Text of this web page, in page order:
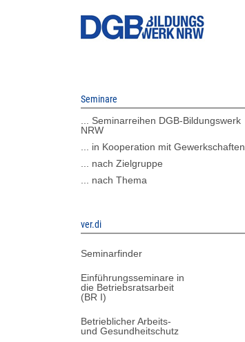
Seminare
... Seminarreihen DGB-Bildungswerk
NRW
... in Kooperation mit Gewerkschaften
... nach Zielgruppe
... nach Thema
ver.di
Seminarfinder
Einführungsseminare in
die Betriebsratsarbeit
(BR I)
Betrieblicher Arbeits-
und Gesundheitschutz